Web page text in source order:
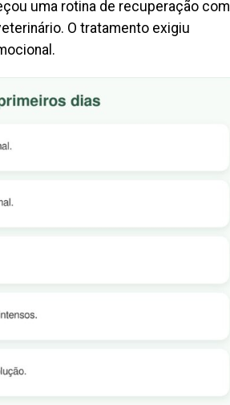
uma rotina de recuperação com
O tratamento exigiu